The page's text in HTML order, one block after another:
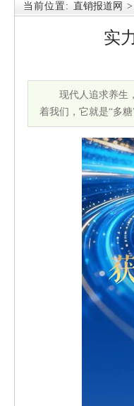
当前位置: 直销报道网 >
实
现代人追求养生
着我们，它就是“多